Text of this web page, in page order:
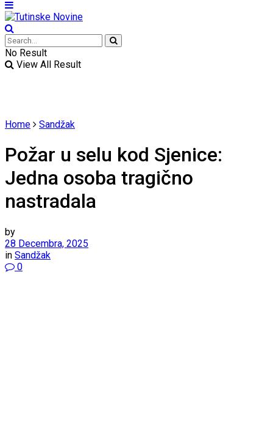
No Result
View All Result
Home Sandžak
Požar u selu kod Sjenice:
Jedna osoba tragično
nastradala
by
28 Decembra, 2025
in Sandžak
0